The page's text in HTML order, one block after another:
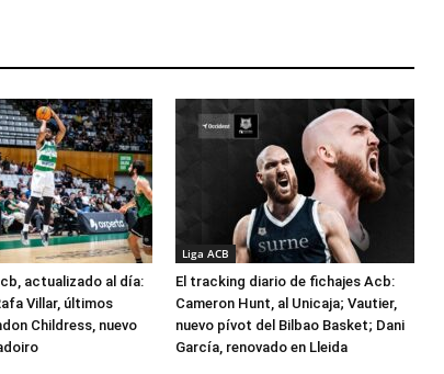
actualizado al día:
Villar, últimos
Childress, nuevo
Liga ACB
El tracking diario de fichajes Acb:
Cameron Hunt, al Unicaja; Vautier,
nuevo pívot del Bilbao Basket; Dani
García, renovado en Lleida